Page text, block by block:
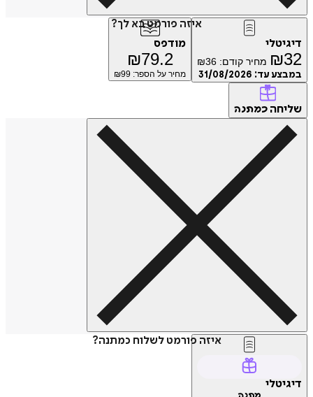
איזה פורמט בא לך?
דיגיטלי
₪32 מחיר קודם: ₪36
במבצע עד: 31/08/2026
מודפס
₪79.2
מחיר על הספר: ₪ 99
שליחה כמתנה
איזה פורמט לשלוח כמתנה?
דיגיטלי